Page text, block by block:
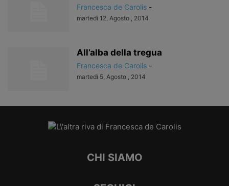
Francesca de Carolis -
martedì 12, Agosto , 2014
All’alba della tregua
Francesca de Carolis -
martedì 5, Agosto , 2014
CHI SIAMO